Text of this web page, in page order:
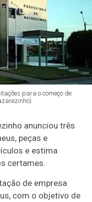
para o começo de
anunciou três
peças e
e estima
certames.
de empresa
com o objetivo de